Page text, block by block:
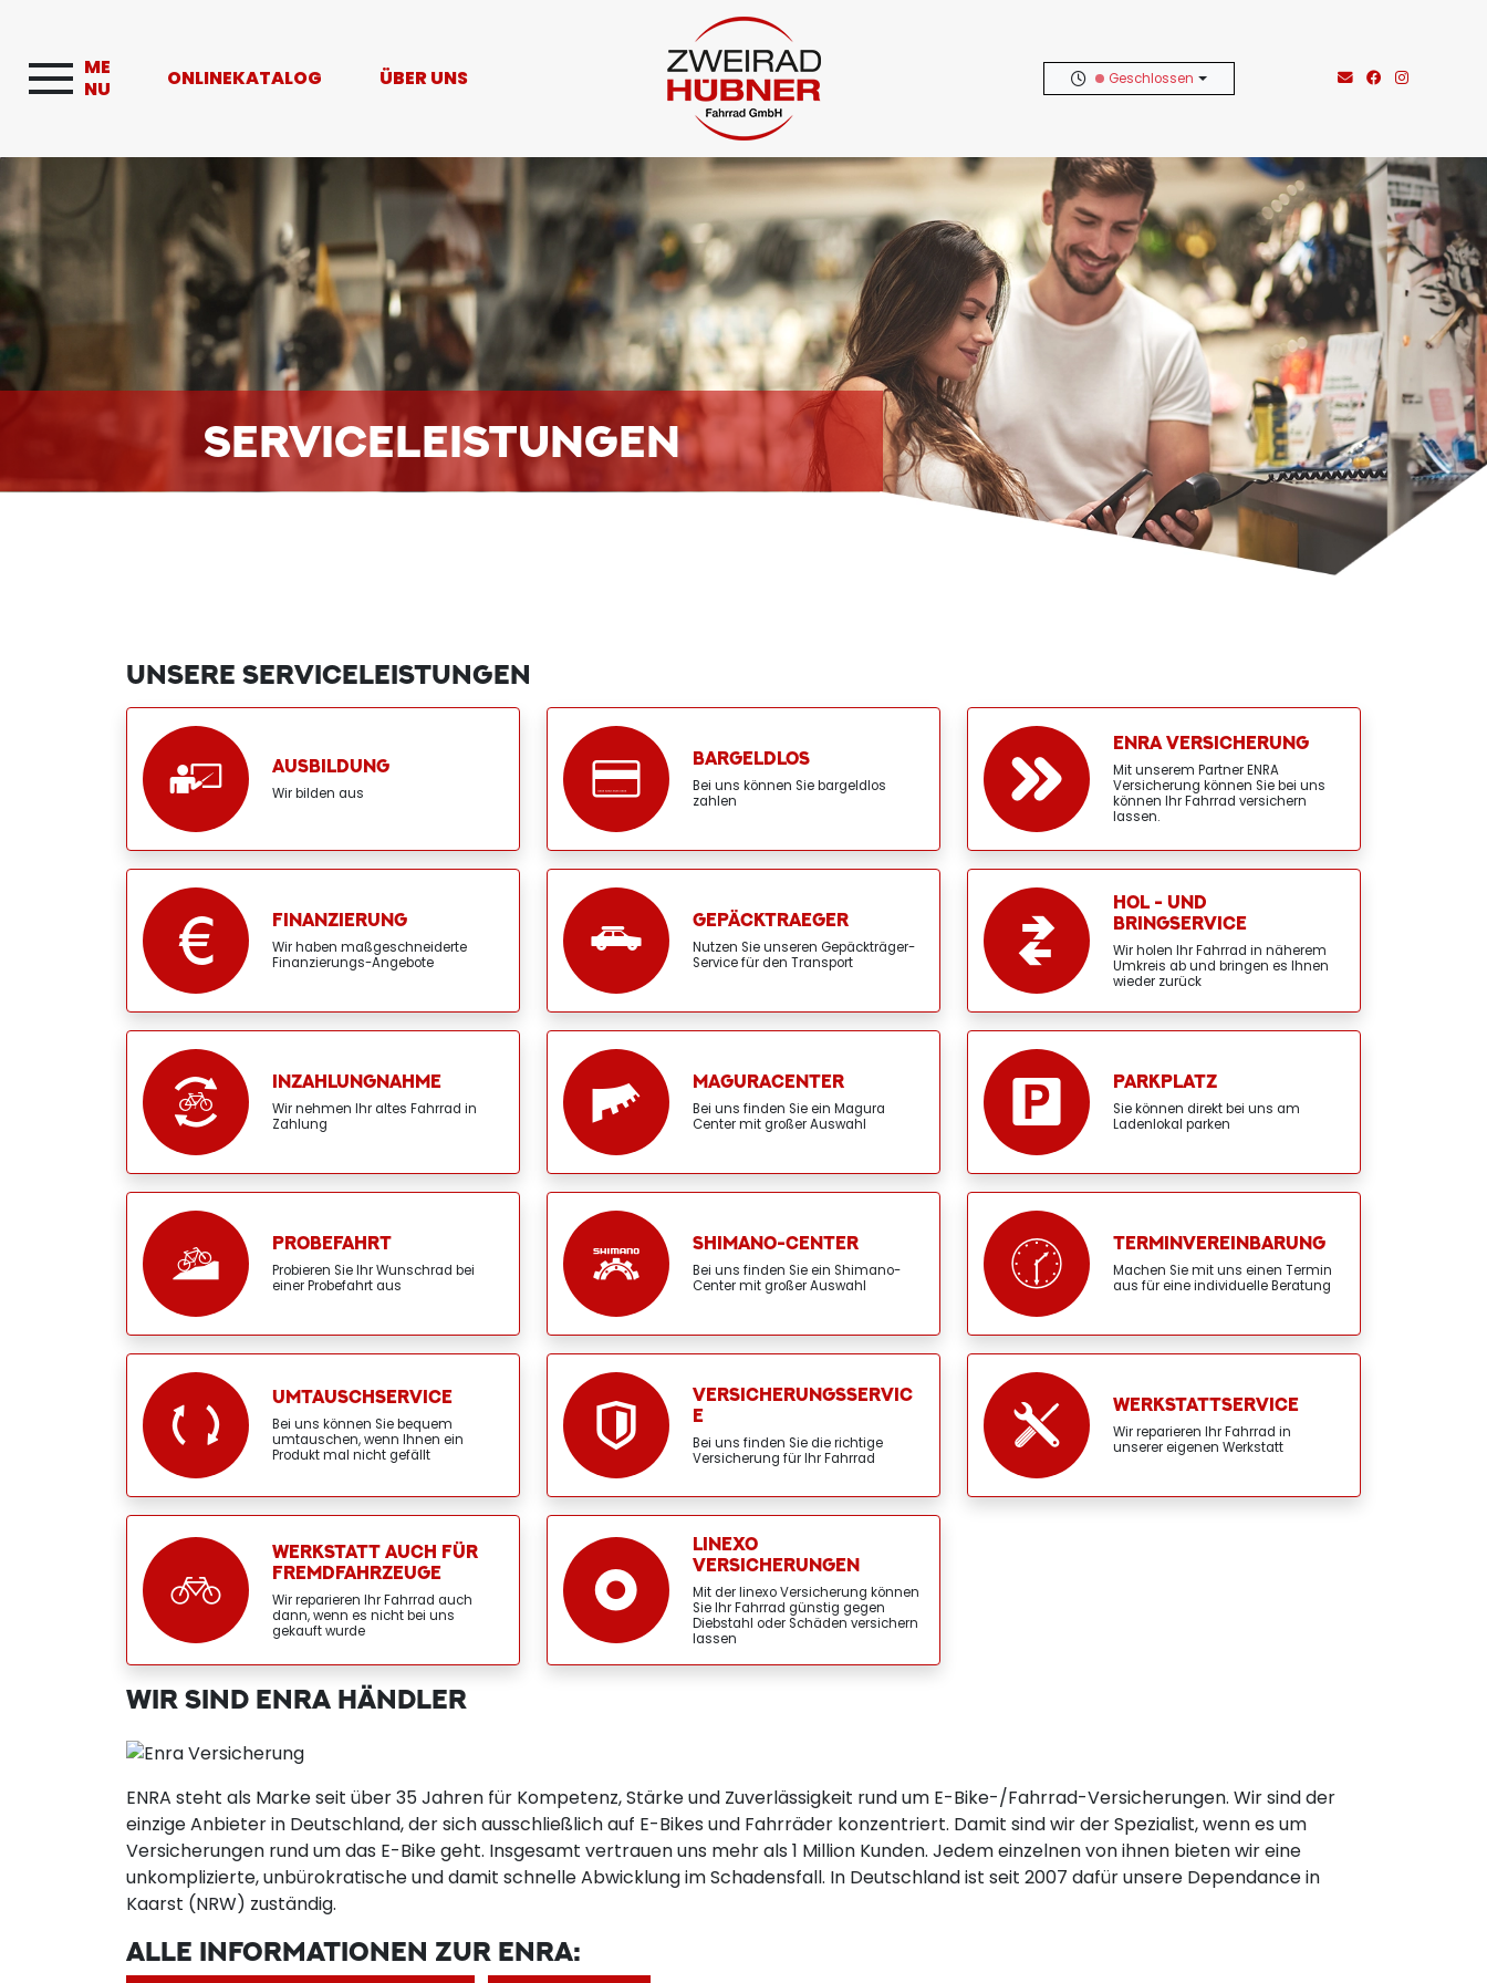
ME
NU
ONLINEKATALOG ÜBER UNS Geschlossen
SERVICELEISTUNGEN
UNSERE SERVICELEISTUNGEN
AUSBILDUNG
Wir bilden aus
BARGELDLOS
Bei uns können Sie bargeldlos
zahlen
ENRA VERSICHERUNG
Mit unserem Partner ENRA
Versicherung können Sie bei uns
können Ihr Fahrrad versichern
lassen.
FINANZIERUNG
Wir haben maßgeschneiderte
Finanzierungs-Angebote
GEPÄCKTRAEGER
Nutzen Sie unseren Gepäckträger-
Service für den Transport
HOL - UND
BRINGSERVICE
Wir holen Ihr Fahrrad in näherem
Umkreis ab und bringen es Ihnen
wieder zurück
INZAHLUNGNAHME
Wir nehmen Ihr altes Fahrrad in
Zahlung
MAGURACENTER
Bei uns finden Sie ein Magura
Center mit großer Auswahl
PARKPLATZ
Sie können direkt bei uns am
Ladenlokal parken
PROBEFAHRT
Probieren Sie Ihr Wunschrad bei
einer Probefahrt aus
SHIMANO-CENTER
Bei uns finden Sie ein Shimano-
Center mit großer Auswahl
TERMINVEREINBARUNG
Machen Sie mit uns einen Termin
aus für eine individuelle Beratung
UMTAUSCHSERVICE
Bei uns können Sie bequem
umtauschen, wenn Ihnen ein
Produkt mal nicht gefällt
VERSICHERUNGSSERVIC
E
Bei uns finden Sie die richtige
Versicherung für Ihr Fahrrad
WERKSTATTSERVICE
Wir reparieren Ihr Fahrrad in
unserer eigenen Werkstatt
WERKSTATT AUCH FÜR
FREMDFAHRZEUGE
Wir reparieren Ihr Fahrrad auch
dann, wenn es nicht bei uns
gekauft wurde
LINEXO
VERSICHERUNGEN
Mit der linexo Versicherung können
Sie Ihr Fahrrad günstig gegen
Diebstahl oder Schäden versichern
lassen
WIR SIND ENRA HÄNDLER
ENRA steht als Marke seit über 35 Jahren für Kompetenz, Stärke und Zuverlässigkeit rund um E-Bike-/Fahrrad-Versicherungen. Wir sind der
einzige Anbieter in Deutschland, der sich ausschließlich auf E-Bikes und Fahrräder konzentriert. Damit sind wir der Spezialist, wenn es um
Versicherungen rund um das E-Bike geht. Insgesamt vertrauen uns mehr als 1 Million Kunden. Jedem einzelnen von ihnen bieten wir eine
unkomplizierte, unbürokratische und damit schnelle Abwicklung im Schadensfall. In Deutschland ist seit 2007 dafür unsere Dependance in
Kaarst (NRW) zuständig.
ALLE INFORMATIONEN ZUR ENRA: